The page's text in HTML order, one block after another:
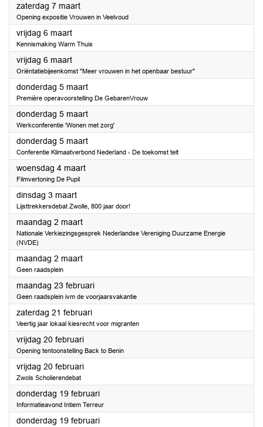
zaterdag 7 maart2026
Opening expositie Vrouwen in Veelvoud
vrijdag 6 maart2026
Kennismaking Warm Thuis
vrijdag 6 maart2026
Oriëntatiebijeenkomst "Meer vrouwen in het openbaar bestuur"
donderdag 5 maart2026
Première operavoorstelling De GebarenVrouw
donderdag 5 maart2026
Werkconferentie 'Wonen met zorg'
donderdag 5 maart2026
Conferentie Klimaatverbond Nederland - De toekomst telt
woensdag 4 maart2026
Filmvertoning De Pupil
dinsdag 3 maart2026
Lijsttrekkersdebat Zwolle, 800 jaar door!
maandag 2 maart2026
Nationale Verkiezingsgesprek Nederlandse Vereniging Duurzame Energie
(NVDE)
maandag 2 maart2026
Geen raadsplein
maandag 23 februari2026
Geen raadsplein ivm de voorjaarsvakantie
zaterdag 21 februari2026
Veertig jaar lokaal kiesrecht voor migranten
vrijdag 20 februari2026
Opening tentoonstelling Back to Benin
vrijdag 20 februari2026
Zwols Scholierendebat
donderdag 19 februari2026
Informatieavond Intiem Terreur
donderdag 19 februari2026